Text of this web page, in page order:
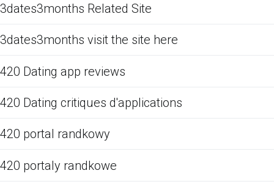
3dates3months Related Site
3dates3months visit the site here
420 Dating app reviews
420 Dating critiques d'applications
420 portal randkowy
420 portaly randkowe